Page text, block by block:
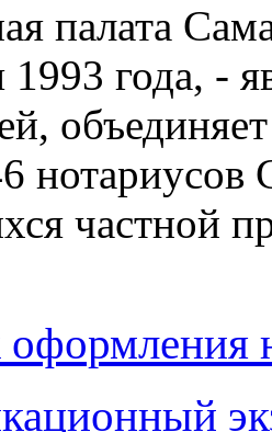
палата
1993 года, -
нотариусов
частной